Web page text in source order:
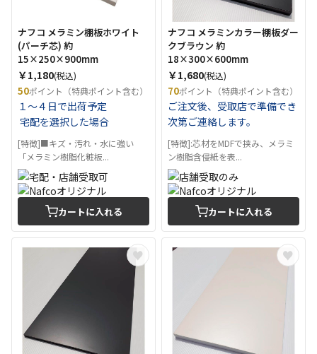
ナフコ メラミン棚板ホワイト
(パーチ芯) 約
15×250×900mm
￥1,180(税込)
50ポイント（特典ポイント含む）
１～４日で出荷予定
宅配を選択した場合
[特徴]■キズ・汚れ・水に強い
「メラミン樹脂化粧板...
カートに入れる
ナフコ メラミンカラー棚板ダー
クブラウン 約
18×300×600mm
￥1,680(税込)
70ポイント（特典ポイント含む）
ご注文後、受取店で準備でき
次第ご連絡します。
[特徴]:芯材をMDFで挟み、メラミ
ン樹脂含侵紙を表...
カートに入れる